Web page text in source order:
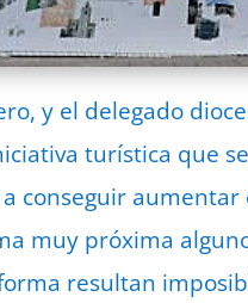
y el delegado
turística que
conseguir
muy próxima
resultan